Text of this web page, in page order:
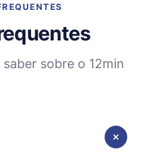
sobre o 12min